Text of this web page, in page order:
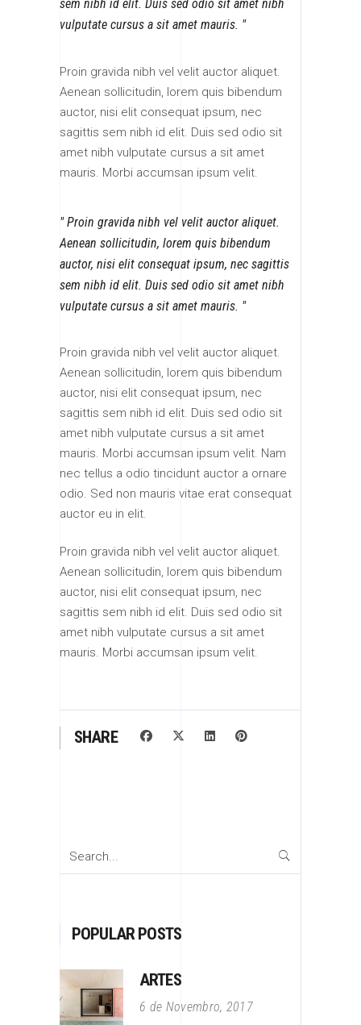
sem nibh id elit. Duis sed odio sit amet nibh
vulputate cursus a sit amet mauris.
Proin gravida nibh vel velit auctor aliquet.
Aenean sollicitudin, lorem quis bibendum
auctor, nisi elit consequat ipsum, nec
sagittis sem nibh id elit. Duis sed odio sit
amet nibh vulputate cursus a sit amet
mauris. Morbi accumsan ipsum velit.
Proin gravida nibh vel velit auctor aliquet.
Aenean sollicitudin, lorem quis bibendum
auctor, nisi elit consequat ipsum, nec sagittis
sem nibh id elit. Duis sed odio sit amet nibh
vulputate cursus a sit amet mauris.
Proin gravida nibh vel velit auctor aliquet.
Aenean sollicitudin, lorem quis bibendum
auctor, nisi elit consequat ipsum, nec
sagittis sem nibh id elit. Duis sed odio sit
amet nibh vulputate cursus a sit amet
mauris. Morbi accumsan ipsum velit. Nam
nec tellus a odio tincidunt auctor a ornare
odio. Sed non mauris vitae erat consequat
auctor eu in elit.
Proin gravida nibh vel velit auctor aliquet.
Aenean sollicitudin, lorem quis bibendum
auctor, nisi elit consequat ipsum, nec
sagittis sem nibh id elit. Duis sed odio sit
amet nibh vulputate cursus a sit amet
mauris. Morbi accumsan ipsum velit.
SHARE
Search
POPULAR POSTS
ARTES
6 de Novembro, 2017